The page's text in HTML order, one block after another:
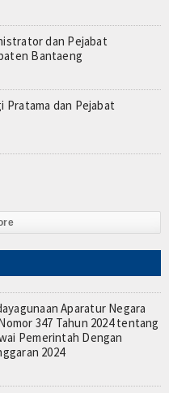
dan Pejabat
Bantaeng
Pratama dan Pejabat
Aparatur Negara
347 Tahun 2024 tentang
Pemerintah Dengan
2024